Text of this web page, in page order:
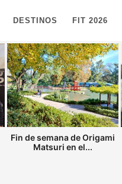
DESTINOS FIT 2026
Fin de semana de Origami
Matsuri en el...